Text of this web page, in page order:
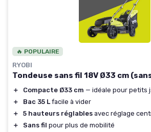
🔥 POPULAIRE
RYOBI
Tondeuse sans fil 18V Ø33 cm
＋ Compacte Ø33 cm — idéale pour petits
＋
Bac 35 L facile à vider
＋
5 hauteurs réglables avec réglage
＋
Sans fil pour plus de mobilité